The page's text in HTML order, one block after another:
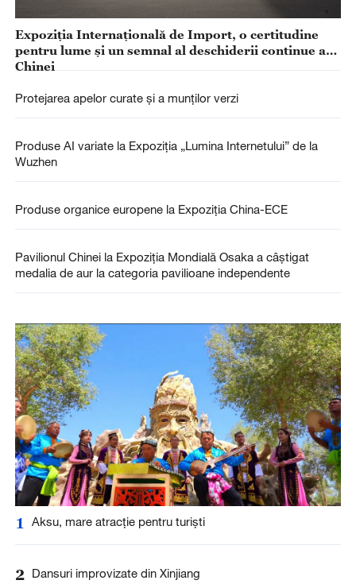
Expoziția Internațională de Import, o certitudine
pentru lume și un semnal al deschiderii continue a
Chinei
Protejarea apelor curate și a munților verzi
Produse AI variate la Expoziția „Lumina Internetului” de la
Wuzhen
Produse organice europene la Expoziția China-ECE
Pavilionul Chinei la Expoziția Mondială Osaka a câștigat
medalia de aur la categoria pavilioane independente
1 Aksu, mare atracție pentru turiști
2 Dansuri improvizate din Xinjiang